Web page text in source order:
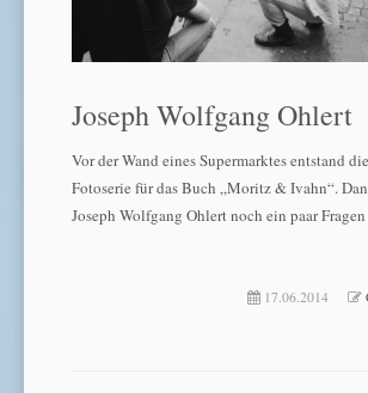
Joseph Wolfgang Ohlert
Vor der Wand eines Supermarktes entstand
Fotoserie für das Buch „Moritz & Ivahn“.
Joseph Wolfgang Ohlert noch ein paar
17.06.2014